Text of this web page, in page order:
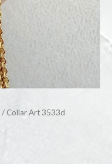
/ Collar Art 3533d